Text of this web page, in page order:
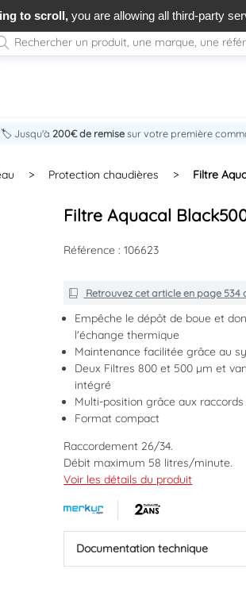
🏷️ Jusqu'à 200€ de remisesur votre première
> Protection chaudières > Filtre
Filtre Aquacal
Référence : 106623
Retrouvez cet article en page 534
Empêche le dépôt de boue et
l'échange thermique
Maintenance facilitée grâce au
Deux Filtres 800 et 500 µm et
intégré
Multi-position grâce aux
Format compact
Raccordement 26/34.
Débit maximum 58 litres/minute.
Filtre anti-boue et magnétique pour
Rotation 360°.
2 tamis inox inclus (500 et 800
Pression de service 12 bars.
Température maximum 90°C.
Voir les détails du produit
Documentation technique
Des prix justes et
pour les
to scroll,you are allowing all third-party